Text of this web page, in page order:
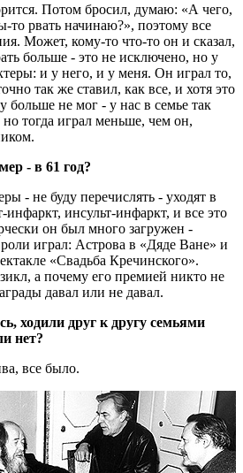
Потом бросил, думаю: «А чего,
то рвать начинаю?», поэтому все
Может, кому-то что-то он и сказал,
больше - это не исключено, но у
и у него, и у меня. Он играл то,
так же ставил, как все, и хотя это
больше не мог - у нас в семье так
тогда играл меньше, чем он,
- в 61 год?
- не буду перечислять - уходят в
инфаркт, инсульт-инфаркт, и все это
он был много загружен -
играл: Астрова в «Дяде Ване» и
«Свадьба Кречинского».
а почему его премией никто не
давал или не давал.
ходили друг к другу семьями
нет?
все было.